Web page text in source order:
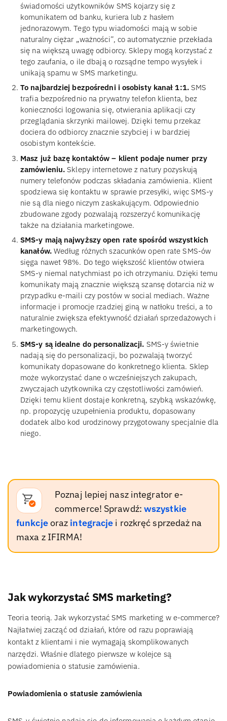
świadomości użytkowników SMS kojarzy się z
komunikatem od banku, kuriera lub z hasłem
jednorazowym. Tego typu wiadomości mają w sobie
naturalny ciężar „ważności”, co automatycznie przekłada
się na większą uwagę odbiorcy. Sklepy mogą korzystać z
tego zaufania, o ile dbają o rozsądne tempo wysyłek i
unikają spamu w SMS marketingu.
To najbardziej bezpośredni i osobisty kanał 1:1.SMS
trafia bezpośrednio na prywatny telefon klienta, bez
konieczności logowania się, otwierania aplikacji czy
przeglądania skrzynki mailowej. Dzięki temu przekaz
dociera do odbiorcy znacznie szybciej i w bardziej
osobistym kontekście.
Masz już bazę kontaktów – klient podaje numer przy
zamówieniu.Sklepy internetowe z natury pozyskują
numery telefonów podczas składania zamówienia. Klient
spodziewa się kontaktu w sprawie przesyłki, więc SMS-y
nie są dla niego niczym zaskakującym. Odpowiednio
zbudowane zgody pozwalają rozszerzyć komunikację
także na działania marketingowe.
SMS-y mają najwyższy open rate spośród wszystkich
kanałów.Według różnych szacunków open rate SMS-ów
sięga nawet 98%. Do tego większość klientów otwiera
SMS-y niemal natychmiast po ich otrzymaniu. Dzięki temu
komunikaty mają znacznie większą szansę dotarcia niż w
przypadku e-maili czy postów w social mediach. Ważne
informacje i promocje rzadziej giną w natłoku treści, a to
naturalnie zwiększa efektywność działań sprzedażowych i
marketingowych.
SMS-y są idealne do personalizacji. SMS-y świetnie
nadają się do personalizacji, bo pozwalają tworzyć
komunikaty dopasowane do konkretnego klienta. Sklep
może wykorzystać dane o wcześniejszych zakupach,
zwyczajach użytkownika czy częstotliwości zamówień.
Dzięki temu klient dostaje konkretną, szybką wskazówkę,
np. propozycję uzupełnienia produktu, dopasowany
dodatek albo kod urodzinowy przygotowany specjalnie dla
niego.
Poznaj lepiej nasz integrator e-
commerce! Sprawdź: wszystkie
funkcjeoraz integracje i rozkręć sprzedaż na
maxa z IFIRMA!
Jak wykorzystać SMS marketing?
Teoria teorią. Jak wykorzystać SMS marketing w e-commerce?
Najłatwiej zacząć od działań, które od razu poprawiają
kontakt z klientami i nie wymagają skomplikowanych
narzędzi. Właśnie dlatego pierwsze w kolejce są
powiadomienia o statusie zamówienia.
Powiadomienia o statusie zamówienia